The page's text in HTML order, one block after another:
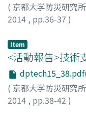
( 京都大学防災研究
2014 , pp.36-37 )
Item
<活動報告>技術
( 京都大学防災研究
2014 , pp.38-42 )